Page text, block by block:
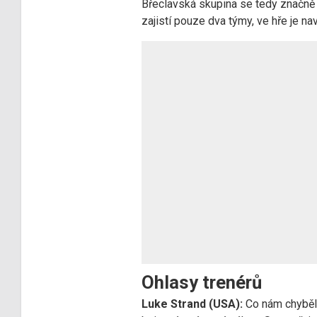
Břeclavská skupina se tedy
zajistí pouze dva týmy, ve hře je
Ohlasy trenérů
Luke Strand (USA): Co nám